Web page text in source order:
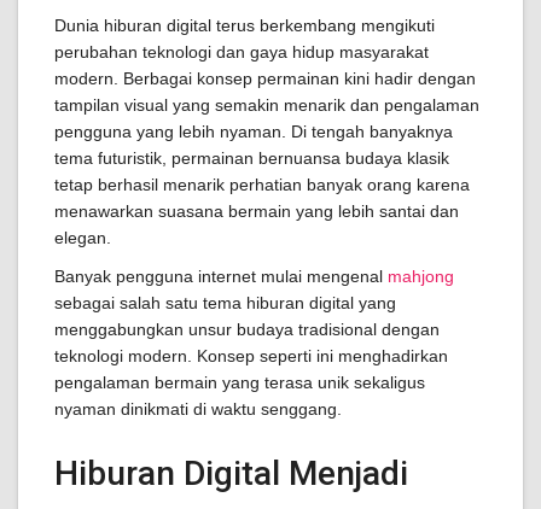
Dunia hiburan digital terus berkembang mengikuti
perubahan teknologi dan gaya hidup masyarakat
modern. Berbagai konsep permainan kini hadir dengan
tampilan visual yang semakin menarik dan pengalaman
pengguna yang lebih nyaman. Di tengah banyaknya
tema futuristik, permainan bernuansa budaya klasik
tetap berhasil menarik perhatian banyak orang karena
menawarkan suasana bermain yang lebih santai dan
elegan.
Banyak pengguna internet mulai mengenal mahjong
sebagai salah satu tema hiburan digital yang
menggabungkan unsur budaya tradisional dengan
teknologi modern. Konsep seperti ini menghadirkan
pengalaman bermain yang terasa unik sekaligus
nyaman dinikmati di waktu senggang.
Hiburan Digital Menjadi